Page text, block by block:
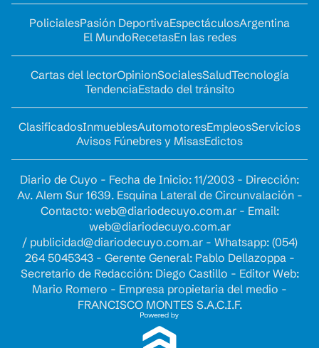
PolicialesPasión DeportivaEspectáculosArgentina
El MundoRecetasEn las redes
Cartas del lectorOpinionSocialesSaludTecnología
TendenciaEstado del tránsito
ClasificadosInmueblesAutomotoresEmpleosServicios
Avisos Fúnebres y MisasEdictos
Diario de Cuyo - Fecha de Inicio: 11/2003 - Dirección:
Av. Alem Sur 1639. Esquina Lateral de Circunvalación -
Contacto: web@diariodecuyo.com.ar- Email:
web@diariodecuyo.com.ar
/ publicidad@diariodecuyo.com.ar- Whatsapp: (054)
264 5045343 - Gerente General: Pablo Dellazoppa -
Secretario de Redacción: Diego Castillo - Editor Web:
Mario Romero - Empresa propietaria del medio -
FRANCISCO MONTES S.A.C.I.F.